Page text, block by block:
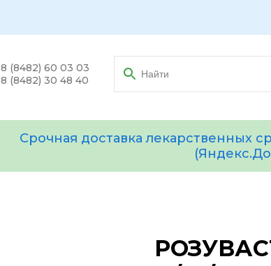
8 (8482) 60 03 03
8 (8482) 30 48 40
Срочная доставка лекарственных